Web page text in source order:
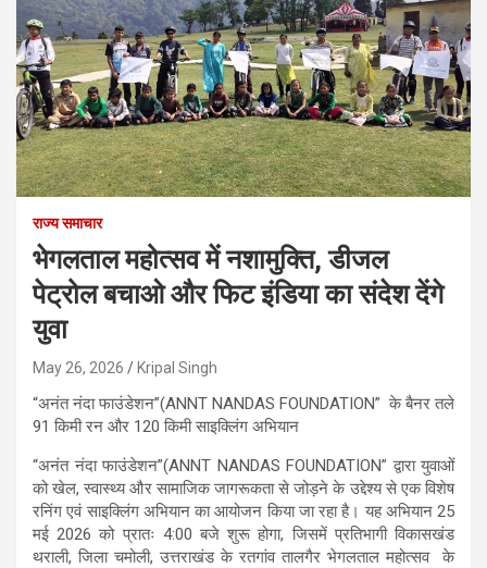
राज्य समाचार
भेगलताल महोत्सव में नशामुक्ति, डीजल
पेट्रोल बचाओ और फिट इंडिया का संदेश देंगे
युवा
May 26, 2026 Kripal Singh
“अनंत नंदा फाउंडेशन”(ANNT NANDAS FOUNDATION” के बैनर तले
91 किमी रन और 120 किमी साइक्लिंग अभियान
“अनंत नंदा फाउंडेशन”(ANNT NANDAS FOUNDATION” द्वारा युवाओं
को खेल, स्वास्थ्य और सामाजिक जागरूकता से जोड़ने के उद्देश्य से एक विशेष
रनिंग एवं साइक्लिंग अभियान का आयोजन किया जा रहा है। यह अभियान 25
मई 2026 को प्रातः 4:00 बजे शुरू होगा, जिसमें प्रतिभागी विकासखंड
थराली, जिला चमोली, उत्तराखंड के रतगांव तालगैर भेगलताल महोत्सव के